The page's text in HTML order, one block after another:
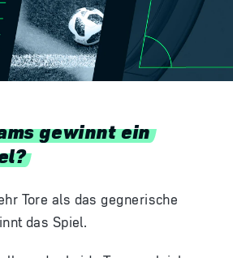
gewinnt ein
Tore als das gegnerische
das Spiel.